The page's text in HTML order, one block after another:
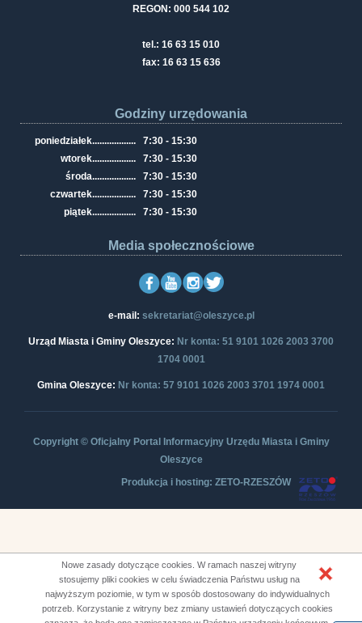
REGON: 000 544 102
tel.: 16 63 15 010
fax: 16 63 15 636
Godziny urzędowania
poniedziałek..................
7:30 - 15:30
wtorek..................
7:30 - 15:30
środa..................
7:30 - 15:30
czwartek..................
7:30 - 15:30
piątek.................. 7:30 - 15:30
Media społecznościowe
e-mail: sekretariat@oleszyce.pl
Urząd Miasta i Gminy Oleszyce: Nr konta: 51 9101 1026 2003 3700
1704 0001
Gmina Oleszyce: Nr konta: 57 9101 1026 2003 3701 1974 0001
Copyright © Oficjalny Portal Informacyjny Urzędu Miasta i Gminy
Oleszyce
Produkcja i hosting: ZETO-RZESZÓW
Nowe zasady dotyczące cookies. W ramach naszej witryny
stosujemy pliki cookies w celu świadczenia Państwu usług na
najwyższym poziomie, w tym w sposób dostosowany do indywidualnych
potrzeb. Korzystanie z witryny bez zmiany ustawień dotyczących cookies